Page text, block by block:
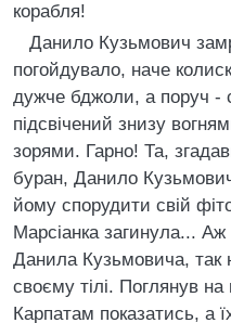
корабля!
Данило Кузьмович
погойдувало, наче
дужче бджоли, а поруч -
пiдсвiчений знизу
зорями. Гарно! Та,
буран, Данило
йому спорудити свiй
Марсiанка загинула...
Данила Кузьмовича, так
своєму тiлi. Поглянув на
Карпатам показатись, а